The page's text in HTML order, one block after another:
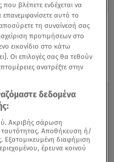
λίγο
που βλέπετε ενδέχεται να
επανεμφανίσετε αυτό το
τη συναίνεσή σας
προτιμήσεων στο
εικονίδιο στο κάτω
Οι επιλογές σας θα τεθούν
ανατρέξτε στην
δεδομένα
Ακριβής σάρωση
ταυτότητας. Αποθήκευση ή/
διαφήμιση
έρευνα κοινού